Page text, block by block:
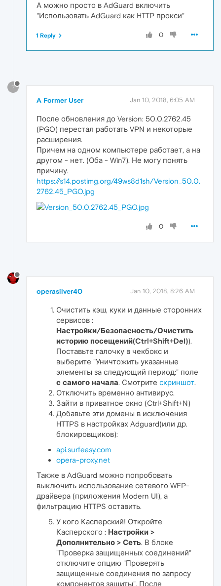
А можно просто в AdGuard включить
"Использовать AdGuard как HTTP прокси"
0
1 Reply
?
A Former User Jan 10, 2018, 6:05 AM
После обновления до Version: 50.0.2762.45
(PGO) перестал работать VPN и некоторые
расширения.
Причем на одном компьютере работает, а на
другом - нет. (Оба - Win7). Не могу понять
причину.
https://s14.postimg.org/49ws8d1sh/Version_50.0.
2762.45_PGO.jpg
0
operasilver40 Jan 10, 2018, 8:26 AM
Очистить кэш, куки и данные сторонних
сервисов :
Настройки/Безопасность/Очистить
историю посещений(Ctrl+Shift+Del)).
Поставьте галочку в чекбокс и
выберите "Уничтожить указанные
элементы за следующий период:" поле
с самого начала. Смотрите скриншот.
Отключить временно антивирус.
Зайти в приватное окно (Ctrl+Shift+N)
Добавьте эти домены в исключения
HTTPS в настройках Adguard(или др.
блокировщиков):
api.surfeasy.com
opera-proxy.net
Также в AdGuard можно попробовать
выключить использование сетевого WFP-
драйвера (приложения Modern UI), а
фильтрацию HTTPS оставить.
У кого Касперский! Откройте
Касперского : Настройки >
Дополнительно > Сеть. В блоке
"Проверка защищенных соединений"
отключите опцию "Проверять
защищенные соединения по запросу
компонентов защиты". После